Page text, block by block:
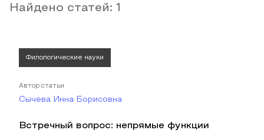
Найдено статей: 1
Филологические науки
Автор статьи
Сычева Инна Борисовна
Встречный вопрос: непрямые функции